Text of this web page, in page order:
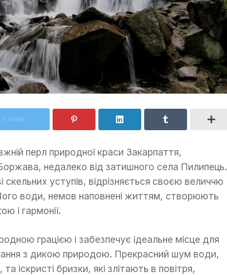
X Twitter
перл природної краси Закарпаття,
недалеко від затишного села Пилипець.
уступів, відрізняється своєю величчю
води, немов наповнені життям, створюють
і гармонії.
грацією і забезпечує ідеальне місце для
з дикою природою. Прекрасний шум води,
іскристі бризки, які злітають в повітря,